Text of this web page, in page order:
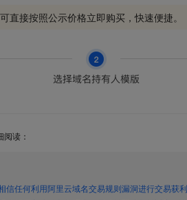
直接按照公示价格立即购买，快速便捷。
读：
信任何利用阿里云域名交易规则漏洞进行交易获